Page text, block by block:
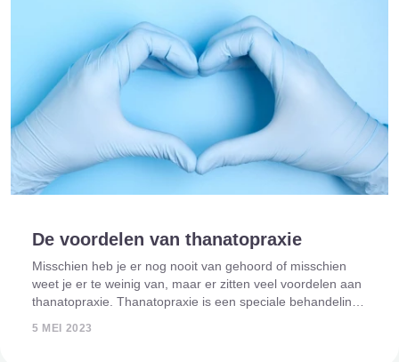
De voordelen van thanatopraxie
Misschien heb je er nog nooit van gehoord of misschien
weet je er te weinig van, maar er zitten veel voordelen aan
thanatopraxie. Thanatopraxie is een speciale behandeling
5 MEI 2023